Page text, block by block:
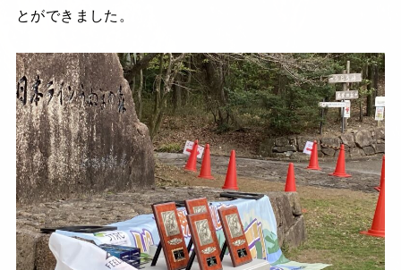
とができました。